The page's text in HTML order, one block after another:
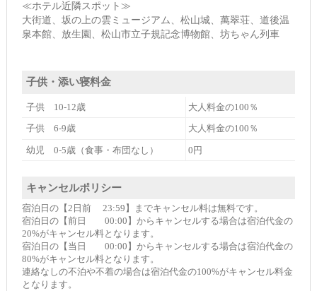
≪ホテル近隣スポット≫
大街道、坂の上の雲ミュージアム、松山城、萬翠荘、道後温
泉本館、放生園、松山市立子規記念博物館、坊ちゃん列車
子供・添い寝料金
子供 10-12歳 大人料金の100％
子供 6-9歳 大人料金の100％
幼児 0-5歳（食事・布団なし） 0円
キャンセルポリシー
宿泊日の【2日前 23:59】までキャンセル料は無料です。
宿泊日の【前日 00:00】からキャンセルする場合は宿泊代金の
20%がキャンセル料となります。
宿泊日の【当日 00:00】からキャンセルする場合は宿泊代金の
80%がキャンセル料となります。
連絡なしの不泊や不着の場合は宿泊代金の100%がキャンセル料金
となります。